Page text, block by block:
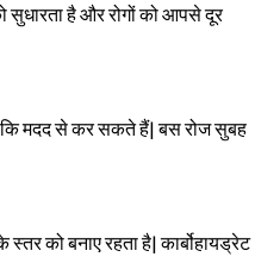
सुधारता है और रोगों को आपसे दूर
कि मदद से कर सकते हैं| बस रोज सुबह
को बनाए रहता है| कार्बोहायड्रेट